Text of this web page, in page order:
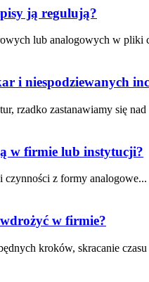
ją regulują?
lub analogowych w pliki
i niespodziewanych
rzadko zastanawiamy się nad
w firmie lub instytucji?
czynności z formy analogowe...
w firmie?
kroków, skracanie czasu